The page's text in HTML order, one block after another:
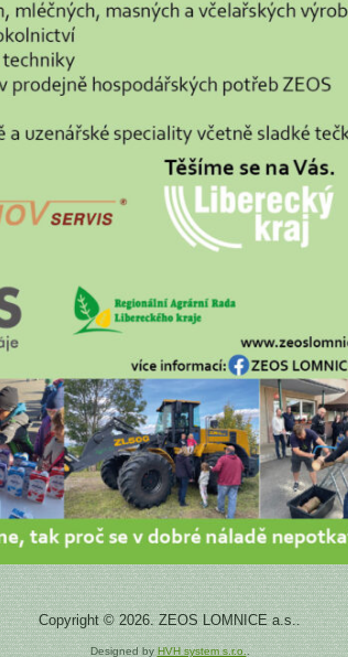
Copyright © 2026. ZEOS LOMNICE a.s..
Designed byHVH system s.r.o..